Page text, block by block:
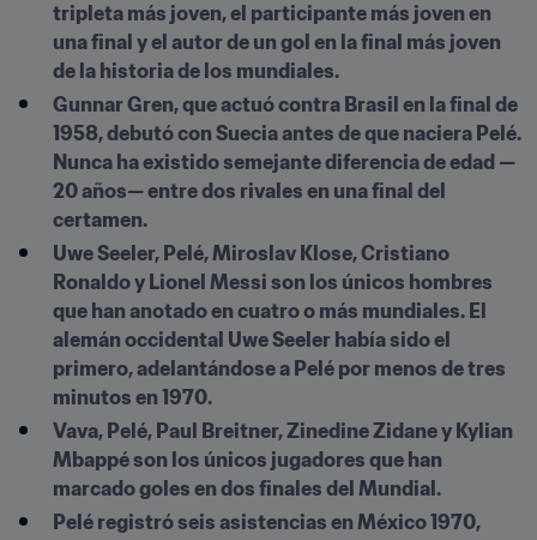
tripleta más joven, el participante más joven en
una final y el autor de un gol en la final más joven
de la historia de los mundiales.
Gunnar Gren, que actuó contra Brasil en la final de
1958, debutó con Suecia antes de que naciera Pelé.
Nunca ha existido semejante diferencia de edad —
20 años— entre dos rivales en una final del
certamen.
Uwe Seeler, Pelé, Miroslav Klose, Cristiano
Ronaldo y Lionel Messi son los únicos hombres
que han anotado en cuatro o más mundiales. El
alemán occidental Uwe Seeler había sido el
primero, adelantándose a Pelé por menos de tres
minutos en 1970.
Vava, Pelé, Paul Breitner, Zinedine Zidane y Kylian
Mbappé son los únicos jugadores que han
marcado goles en dos finales del Mundial.
Pelé registró seis asistencias en México 1970,